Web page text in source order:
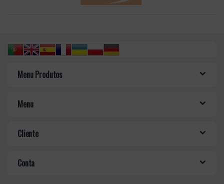
Menu Produtos
Menu
Cliente
Conta